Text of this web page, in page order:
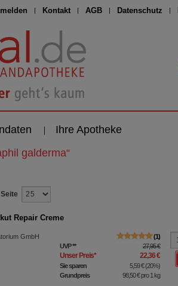
Kontakt AGB Datenschutz
Ihre Apotheke
galderma“
Repair Creme
GmbH
1
UVP** 27,95 €
Unser Preis* 22,36 €
Sie sparen 5,59 €(20%)
Grundpreis
98,50 €pro 1 kg